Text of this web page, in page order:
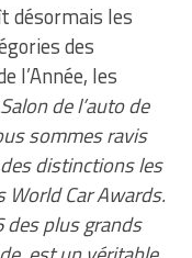
désormais les
des
l’Année, les
de l’auto de
sommes ravis
distinctions les
Car Awards.
des plus grands